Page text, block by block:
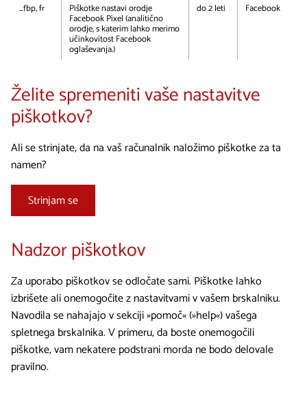
_fbp, fr Piškotke nastavi orodje
Facebook Pixel (analitično
orodje, s katerim lahko merimo
učinkovitost Facebook
oglaševanja.)
do 2 leti Facebook
Želite spremeniti vaše nastavitve
piškotkov?
Ali se strinjate, da na vaš računalnik naložimo piškotke za ta
namen?
Strinjam se
Nadzor piškotkov
Za uporabo piškotkov se odločate sami. Piškotke lahko
izbrišete ali onemogočite z nastavitvami v vašem brskalniku.
Navodila se nahajajo v sekciji »pomoč« (»help«) vašega
spletnega brskalnika. V primeru, da boste onemogočili
piškotke, vam nekatere podstrani morda ne bodo delovale
pravilno.